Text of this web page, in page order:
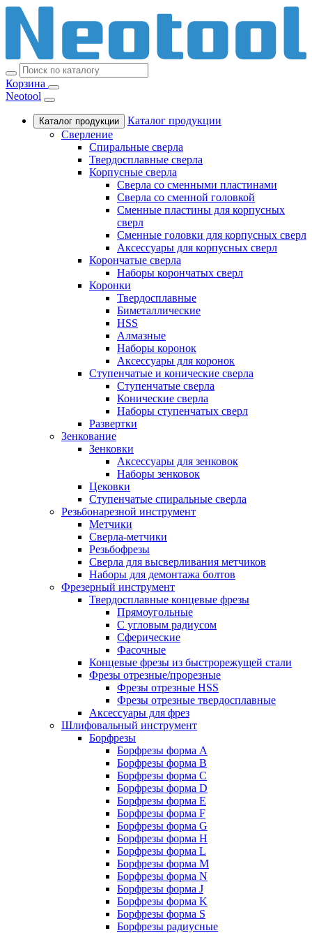
Корзина
Neotool
Каталог продукции
Каталог продукции
Сверление
Спиральные сверла
Твердосплавные сверла
Корпусные сверла
Сверла со сменными пластинами
Сверла со сменной головкой
Сменные пластины для корпусных
сверл
Сменные головки для корпусных сверл
Аксессуары для корпусных сверл
Корончатые сверла
Наборы корончатых сверл
Коронки
Твердосплавные
Биметаллические
HSS
Алмазные
Наборы коронок
Аксессуары для коронок
Ступенчатые и конические сверла
Ступенчатые сверла
Конические сверла
Наборы ступенчатых сверл
Развертки
Зенкование
Зенковки
Аксессуары для зенковок
Наборы зенковок
Цековки
Ступенчатые спиральные сверла
Резьбонарезной инструмент
Метчики
Сверла-метчики
Резьбофрезы
Сверла для высверливания метчиков
Наборы для демонтажа болтов
Фрезерный инструмент
Твердосплавные концевые фрезы
Прямоугольные
С угловым радиусом
Сферические
Фасочные
Концевые фрезы из быстрорежущей стали
Фрезы отрезные/прорезные
Фрезы отрезные HSS
Фрезы отрезные твердосплавные
Аксессуары для фрез
Шлифовальный инструмент
Борфрезы
Борфрезы форма A
Борфрезы форма B
Борфрезы форма C
Борфрезы форма D
Борфрезы форма E
Борфрезы форма F
Борфрезы форма G
Борфрезы форма H
Борфрезы форма L
Борфрезы форма M
Борфрезы форма N
Борфрезы форма J
Борфрезы форма K
Борфрезы форма S
Борфрезы радиусные